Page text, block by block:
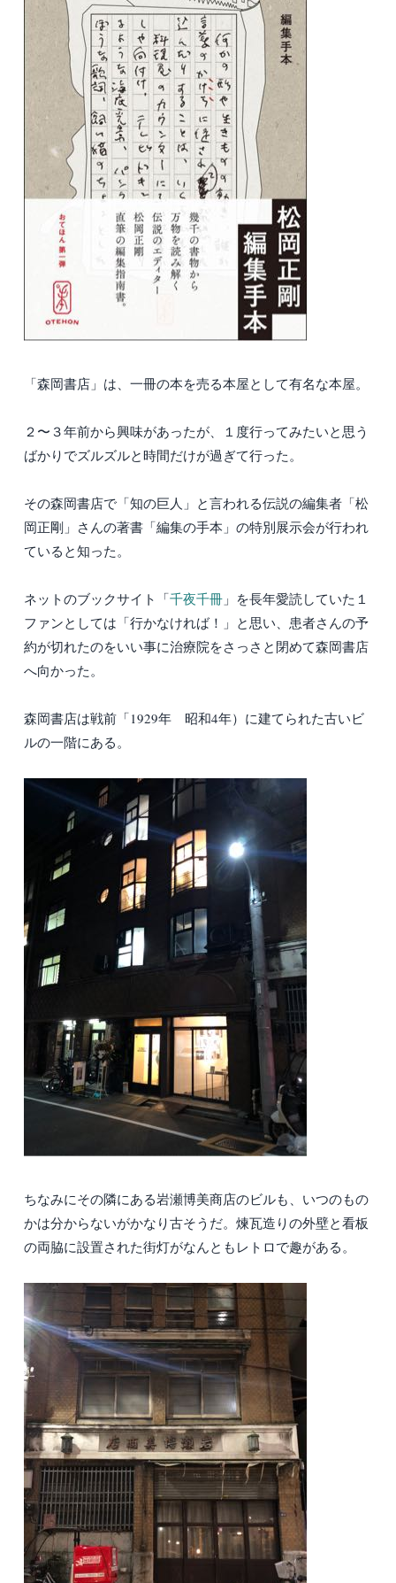
「森岡書店」は、一冊の本を売る本屋として有名な本屋。
２〜３年前から興味があったが、１度行ってみたいと思う
ばかりでズルズルと時間だけが過ぎて行った。
その森岡書店で「知の巨人」と言われる伝説の編集者「松
岡正剛」さんの著書「編集の手本」の特別展示会が行われ
ていると知った。
ネットのブックサイト「千夜千冊 」を長年愛読していた１
ファンとしては「行かなければ！」と思い、患者さんの予
約が切れたのをいい事に治療院をさっさと閉めて森岡書店
へ向かった。
森岡書店は戦前「1929年 昭和4年）に建てられた古いビ
ルの一階にある。
ちなみにその隣にある岩瀬博美商店のビルも、いつのもの
かは分からないがかなり古そうだ。煉瓦造りの外壁と看板
の両脇に設置された街灯がなんともレトロで趣がある。